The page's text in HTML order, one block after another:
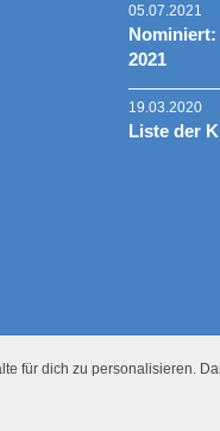
für dich zu personalisieren.
05.07.2021
2021
19.03.2020
Liste der